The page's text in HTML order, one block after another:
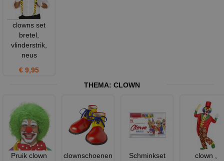
clowns set
bretel,
vlinderstrik,
neus
€ 9,95
THEMA: CLOWN
Pruik clown
clownschoenen
Schminkset
clown ,